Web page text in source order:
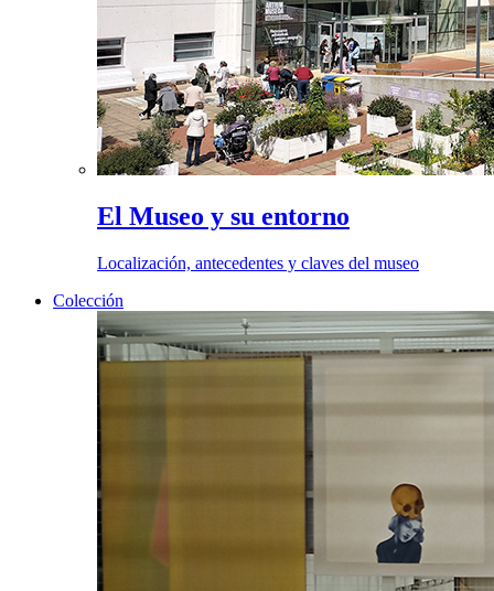
El Museo y su entorno
Localización, antecedentes y claves del museo
Colección